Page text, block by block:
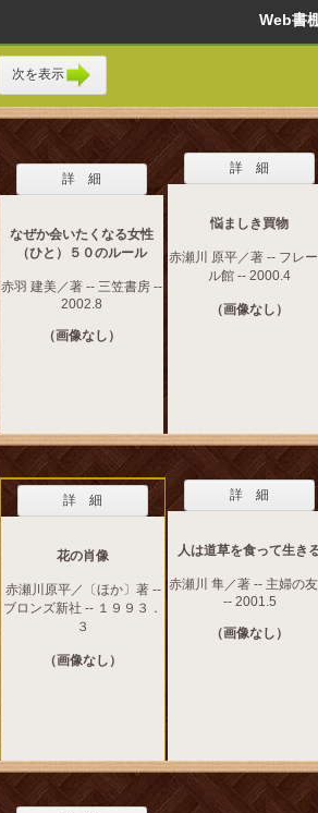
Web
次を表示
詳 細
なぜか会いたくなる女性
（ひと）５０のルール
赤羽 建美／著 -- 三笠書房 --
2002.8
（画像なし）
詳 細
悩ましき買物
赤瀬川 原平／著 -- フレ
ル館 -- 2000.4
（画像なし）
詳 細
花の肖像
赤瀬川原平／〔ほか〕著 --
ブロンズ新社 -- １９９３．
３
（画像なし）
詳 細
人は道草を食って生き
赤瀬川 隼／著 -- 主婦の
-- 2001.5
（画像なし）